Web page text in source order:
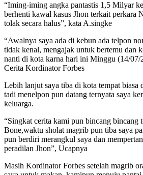
“Iming-iming angka pantastis 1,5 Milyar
berhenti kawal kasus Jhon terkait perkara
tolak secara halus”, kata A.singke
“Awalnya saya ada di kebun ada telpon
tidak kenal, mengajak untuk bertemu dan
nanti di kota karna hari ini Minggu (14/07/
Cerita Kordinator Forbes
Lebih lanjut saya tiba di kota tempat biasa
tadi menelpon pun datang ternyata saya
keluarga.
“Singkat cerita kami pun bincang bincang
Bone,waktu sholat magrib pun tiba saya
pun berdiri merangkul saya dan
peradilan Jhon”, Ucapnya
Masih Kordinator Forbes setelah magrib